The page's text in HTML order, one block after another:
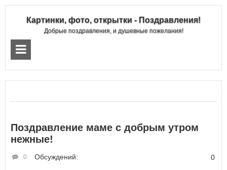
Картинки, фото, открытки - Поздравления!
Добрые поздравления, и душевные пожелания!
Поздравление маме с добрым утром
нежные!
Обсуждений:
0 0